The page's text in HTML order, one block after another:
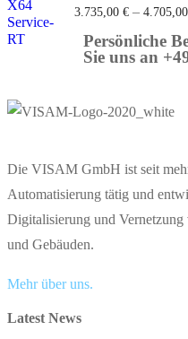
3.735,00 € – 4.705,00
Persönliche
Sie uns an
Die VISAM GmbH ist seit
Automatisierung tätig und
Digitalisierung und
und Gebäuden.
Mehr über uns.
Latest News